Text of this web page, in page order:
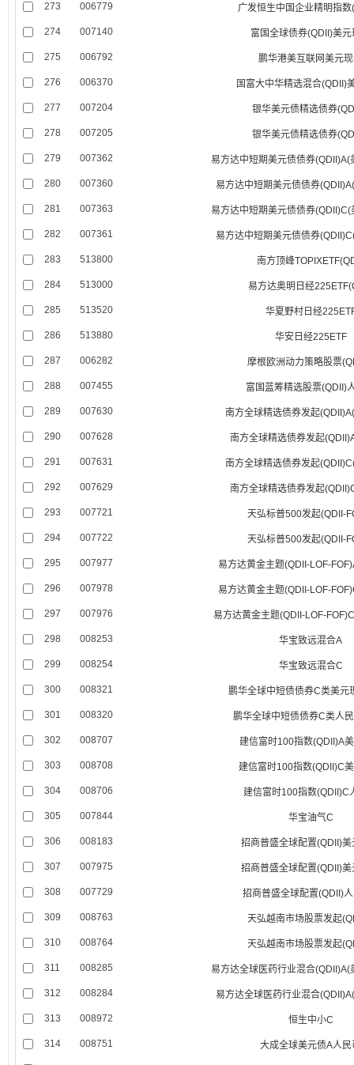
273 006779 广发恒生中国企业精明指数
274 007140 富国全球债券(QDII)美
275 006792 鹏华港美互联网美元
276 006370 国富大中华精选混合(QDII)
277 007204 银华美元债精选债券
278 007205 银华美元债精选债券
279 007362 易方达中短期美元债债券(QDII)A(
280 007360 易方达中短期美元债债券
281 007363 易方达中短期美元债债券(QDII)C(
282 007361 易方达中短期美元债债券
283 513800 南方顶峰
284 513000 易方达奥明日经
285 513520 华夏野村日经
286 513880 华安日经225ETF
287 006282 摩根欧洲动力策略股票
288 007455 富国蓝筹精选股票(QDII)
289 007630 南方全球精选债券发起
290 007628 南方全球精选债券发起
291 007631 南方全球精选债券发起
292 007629 南方全球精选债券发起
293 007721 天弘标普500发起(QDII-
294 007722 天弘标普500发起(QDII-
295 007977 易方达黄金主题(QDII-LOF-
296 007978 易方达黄金主题(QDII-LOF-
297 007976 易方达黄金主题(QDII-LOF-
298 008253 华宝致远混合A
299 008254 华宝致远混合C
300 008321 鹏华全球中短债债券C类美元
301 008320 鹏华全球中短债债券C类人
302 008707 建信富时100指数(QDII)A
303 008708 建信富时100指数(QDII)C
304 008706 建信富时100指数(QDII)C
305 007844 华宝油气C
306 008183 招商普盛全球配置(QDII)
307 007975 招商普盛全球配置(QDII)
308 007729 招商普盛全球配置(QDII)
309 008763 天弘越南市场股票发起
310 008764 天弘越南市场股票发起
311 008285 易方达全球医药行业混合(QDII)A(
312 008284 易方达全球医药行业混合
313 008972 恒生中小C
314 008751 大成全球美元债A人民